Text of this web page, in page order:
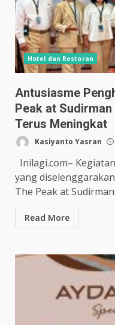
Hotel dan Restoran
Antusiasme
Peak at
Terus Meningkat
Kasiyanto Yasran
Inilagi.com–
yang
The Peak at
Read More